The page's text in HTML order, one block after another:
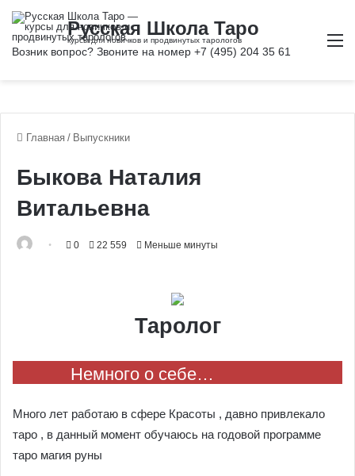
Главная / Выпускники
Быкова Наталия
Витальевна
0 22 559 Меньше минуты
Таролог
Немного о себе…
Много лет работаю в сфере Красоты , давно привлекало
таро , в данный момент обучаюсь на годовой программе
таро магия руны